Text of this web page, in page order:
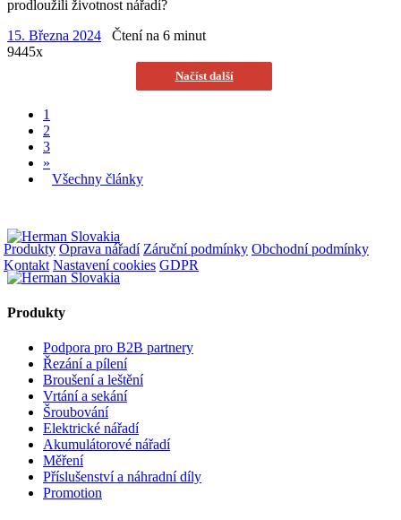
prodloužili životnost nářadí?
15. Března 2024
Čtení na 6 minut
9445x
Načíst další
1
2
3
»
Všechny články
Produkty Oprava nářadí Záruční podmínky Obchodní podmínky
Kontakt Nastavení cookies GDPR
Produkty
Podpora pro B2B partnery
Řezání a pílení
Broušení a leštění
Vrtání a sekání
Šroubování
Elektrické nářadí
Akumulátorové nářadí
Měření
Příslušenství a náhradní díly
Promotion